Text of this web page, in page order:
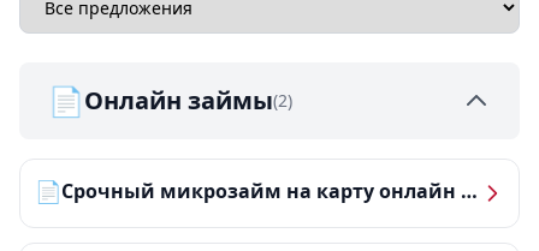
📄Онлайн займы(2)
📄 Срочный микрозайм на карту онлайн — получить деньги за 5 минут